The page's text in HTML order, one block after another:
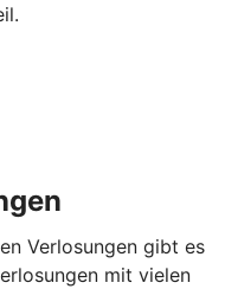
Verlosungen gibt es
mit vielen